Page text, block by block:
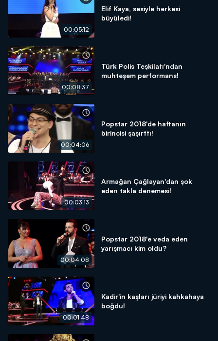
00:05:12
Elif Kaya, sesiyle herkesi
büyüledi!
00:08:37
Türk Polis Teşkilatı'ndan
muhteşem performans!
00:04:06
Popstar 2018'de haftanın
birincisi şaşırttı!
00:03:13
Armağan Çağlayan'dan şok
eden takla denemesi!
00:04:08
Popstar 2018'e veda eden
yarışmacı kim oldu?
00:01:48
Kadir'in kaşları jüriyi kahkahaya
boğdu!